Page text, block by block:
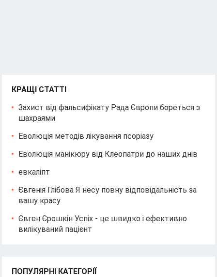
КРАЩІ СТАТТІ
Захист від фальсифікату Рада Європи бореться з
шахраями
Еволюція методів лікування псоріазу
Еволюція манікюру від Клеопатри до наших днів
евкаліпт
Євгенія Глібова Я несу повну відповідальність за
вашу красу
Євген Єрошкін Успіх - це швидко і ефективно
вилікуваний пацієнт
ПОПУЛЯРНІ КАТЕГОРІЇ